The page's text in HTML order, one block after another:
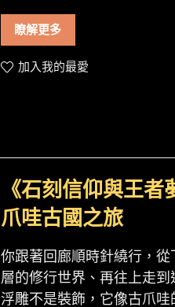
瞭解更多
加入我的最愛
《石刻信仰與王
爪哇古國之旅
你跟著回廊順時針繞行，
層的修行世界、再往上走到
浮雕不是裝飾，它像古爪